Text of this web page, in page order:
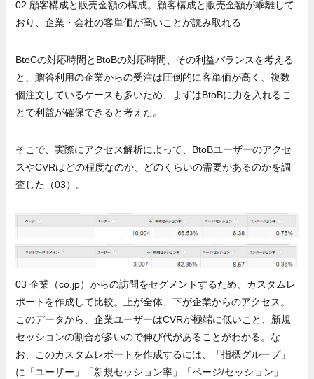
02 顧客構成と販売金額の構成。顧客構成と販売金額が乖離して
おり、企業・会社の客単価が高いことが読み取れる
BtoCの対応時間とBtoBの対応時間、その利益バランスを考える
と、贈答利用の企業からの受注は圧倒的に客単価が高く、複数
個注文しているケースも多いため、まずはBtoBに力を入れるこ
とで利益が確保できると考えた。
そこで、実際にアクセス解析によって、BtoBユーザーのアクセ
スやCVRはどの程度なのか、どのくらいの需要があるのかを調
査した（03）。
03 企業（co.jp）からの訪問をセグメントするため、カスタムレ
ポートを作成して比較。上が全体、下が企業からのアクセス。
このデータから、企業ユーザーはCVRが極端に低いこと、新規
セッションの割合が多いので伸び代があることがわかる。な
お、このカスタムレポートを作成するには、「指標グループ」
に「ユーザー」「新規セッション率」「ページ/セッション」